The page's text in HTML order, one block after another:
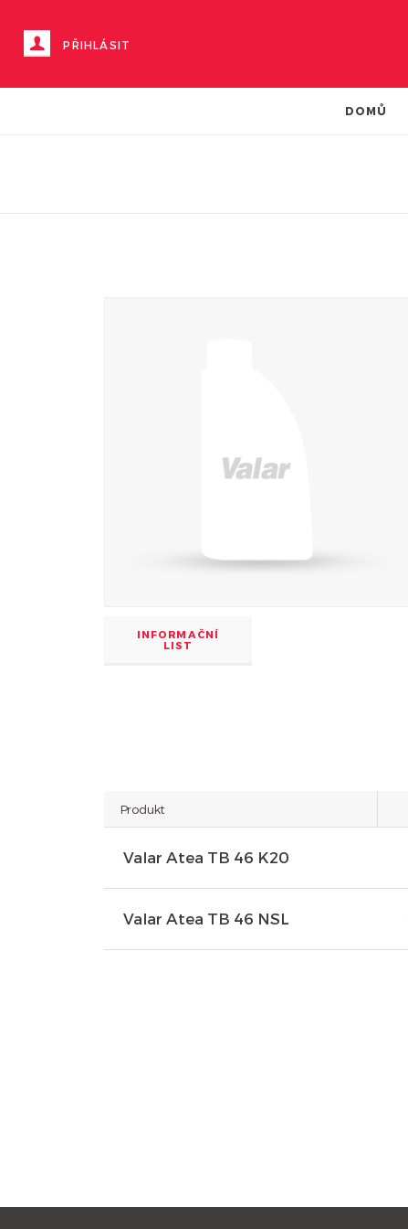
PŘIHLÁSIT
DOMŮ
INFORMAČNÍ
LIST
Produkt
Valar Atea TB 46 K20
Valar Atea TB 46 NSL